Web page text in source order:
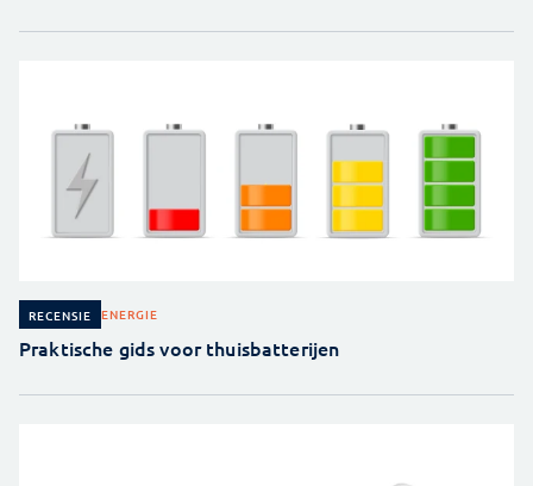
RECENSIE ENERGIE
Praktische gids voor thuisbatterijen